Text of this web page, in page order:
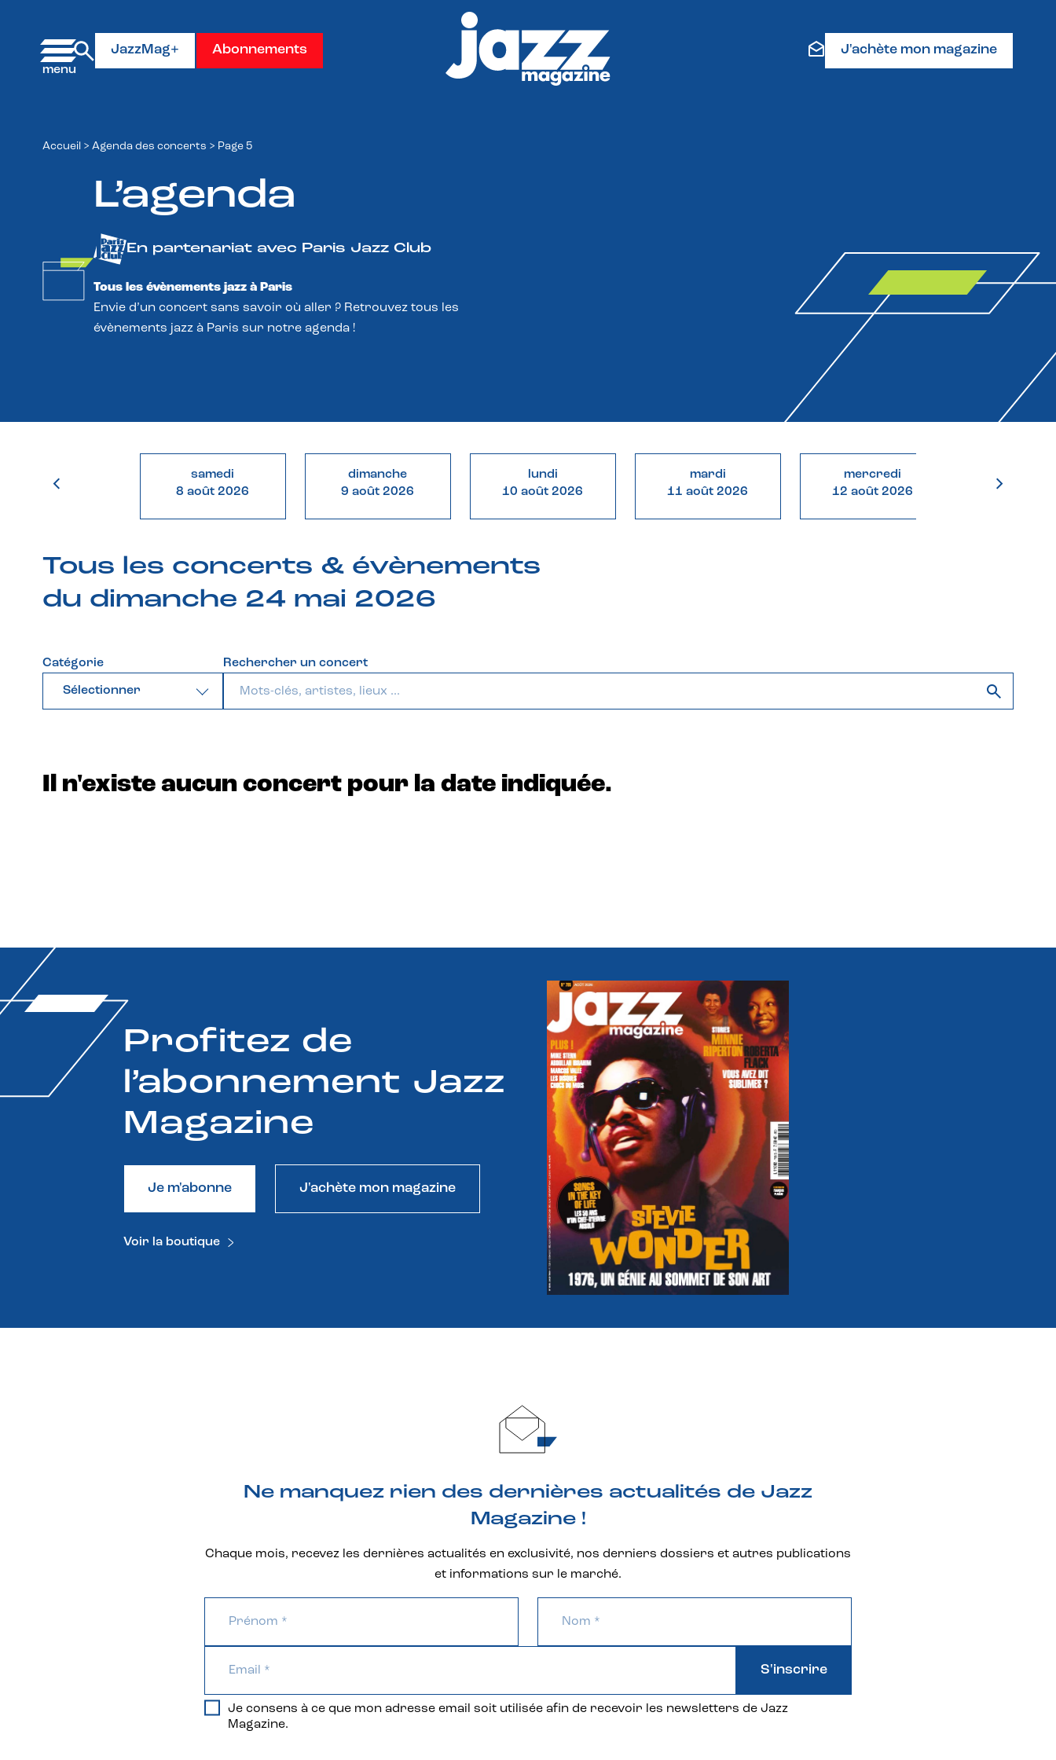
JazzMag+ Abonnements J'achète mon magazine
Accueil > Agenda des concerts > Page 5
L’agenda
En partenariat avec Paris Jazz Club
Tous les évènements jazz à Paris
Envie d’un concert sans savoir où aller ? Retrouvez tous les
évènements jazz à Paris sur notre agenda !
samedi
8 août 2026
dimanche
9 août 2026
lundi
10 août 2026
mardi
11 août 2026
mercredi
12 août 2026
13 août
Tous les concerts & évènements
du dimanche 24 mai 2026
Catégorie
Sélectionner
Rechercher un concert
Il n'existe aucun concert pour la date indiquée.
Profitez de
l’abonnement Jazz
Magazine
Je m'abonne J'achète mon magazine
Voir la boutique
Ne manquez rien des dernières actualités de Jazz
Magazine !
Chaque mois, recevez les dernières actualités en exclusivité, nos derniers dossiers et autres publications
et informations sur le marché.
Je consens à ce que mon adresse email soit utilisée afin de recevoir les newsletters de Jazz
Magazine.
S'inscrire